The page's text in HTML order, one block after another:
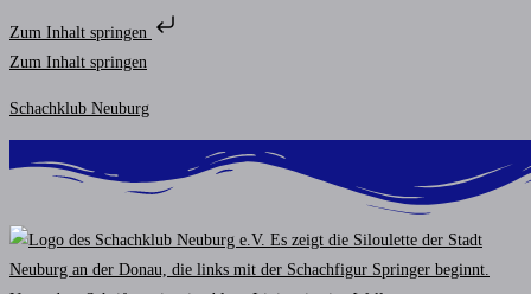
Zum Inhalt springen
Zum Inhalt springen
Schachklub Neuburg